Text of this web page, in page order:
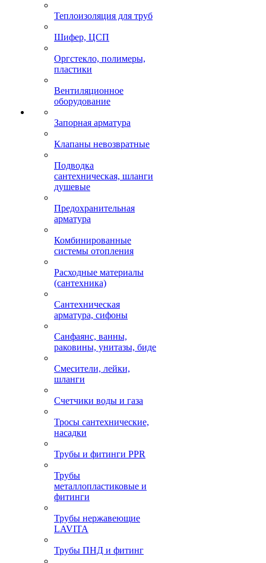
Теплоизоляция для труб
Шифер, ЦСП
Оргстекло, полимеры,
пластики
Вентиляционное
оборудование
Запорная арматура
Клапаны невозвратные
Подводка
сантехническая, шланги
душевые
Предохранительная
арматура
Комбинированные
системы отопления
Расходные материалы
(сантехника)
Сантехническая
арматура, сифоны
Санфаянс, ванны,
раковины, унитазы, биде
Смесители, лейки,
шланги
Счетчики воды и газа
Тросы сантехнические,
насадки
Трубы и фитинги PPR
Трубы
металлопластиковые и
фитинги
Трубы нержавеющие
LAVITA
Трубы ПНД и фитинг